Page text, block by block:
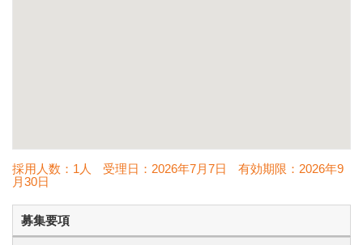
採用人数：1人 受理日： 2026年7月7日 有効期限： 2026年9
月30日
募集要項